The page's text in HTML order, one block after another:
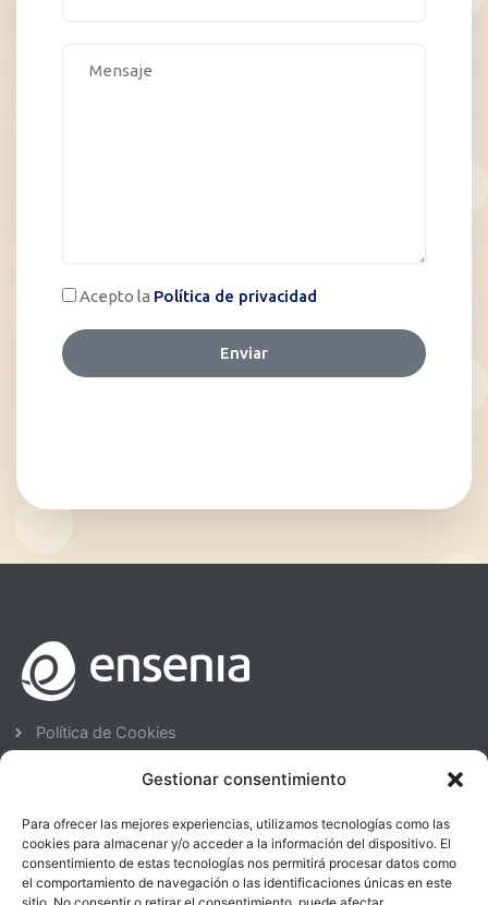
Gestionar consentimiento
Para ofrecer las mejores experiencias, utilizamos tecnologías como las
cookies para almacenar y/o acceder a la información del dispositivo. El
consentimiento de estas tecnologías nos permitirá procesar datos como
el comportamiento de navegación o las identificaciones únicas en este
Política de Cookies
Política de Privacidad
ENSENIA FORMACIÓN - SORIA
975 23 93 00